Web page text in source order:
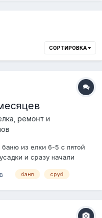
СОРТИРОВКА
ремонт и
из елки 6-5 с пятой
и сразу начали
бревнами
баня сруб